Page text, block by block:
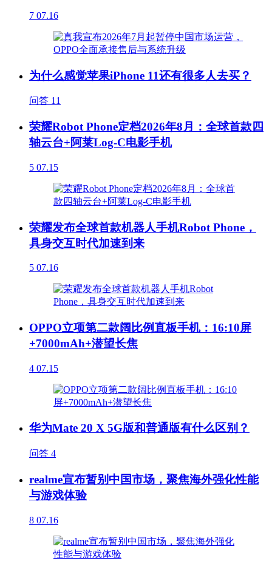
7 07.16
为什么感觉苹果iPhone 11还有很多人去买？
问答 11
荣耀Robot Phone定档2026年8月：全球首款四
轴云台+阿莱Log-C电影手机
5 07.15
荣耀发布全球首款机器人手机Robot Phone，
具身交互时代加速到来
5 07.16
OPPO立项第二款阔比例直板手机：16:10屏
+7000mAh+潜望长焦
4 07.15
华为Mate 20 X 5G版和普通版有什么区别？
问答 4
realme宣布暂别中国市场，聚焦海外强化性能
与游戏体验
8 07.16